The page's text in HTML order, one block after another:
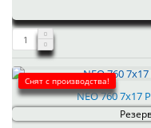
Снят с производства!
NEO 760 7x17